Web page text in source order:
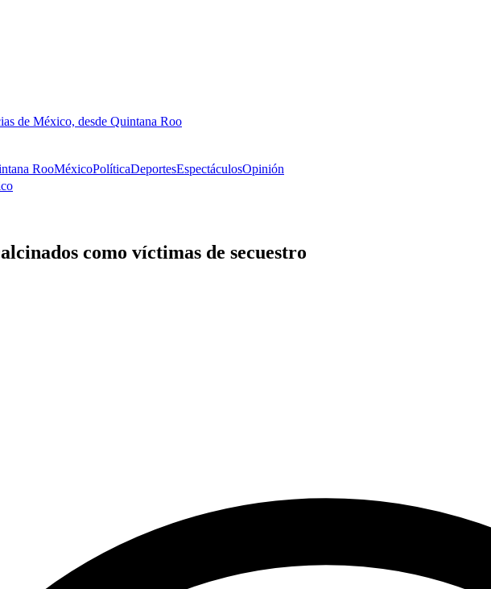
de México, desde Quintana Roo
RooMéxicoPolíticaDeportesEspectáculosOpinión
como víctimas de secuestro